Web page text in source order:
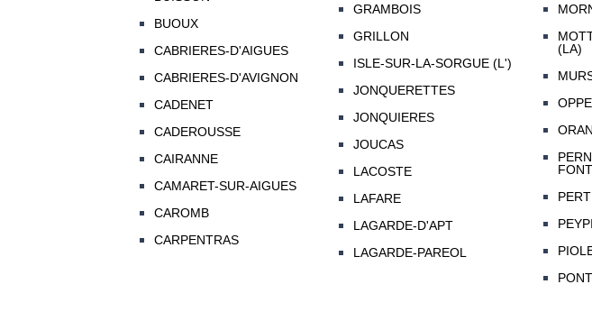
BUOUX
CABRIERES-D'AIGUES
CABRIERES-D'AVIGNON
CADENET
CADEROUSSE
CAIRANNE
CAMARET-SUR-AIGUES
CAROMB
CARPENTRAS
GRAMBOIS
GRILLON
ISLE-SUR-LA-SORGUE (L')
JONQUERETTES
JONQUIERES
JOUCAS
LACOSTE
LAFARE
LAGARDE-D'APT
LAGARDE-PAREOL
(LA)